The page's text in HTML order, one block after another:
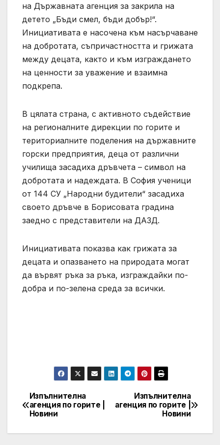
на Държавната агенция за закрила на
детето „Бъди смел, бъди добър!“.
Инициативата е насочена към насърчаване
на добротата, съпричастността и грижата
между децата, както и към изграждането
на ценности за уважение и взаимна
подкрепа.
В цялата страна, с активното съдействие
на регионалните дирекции по горите и
териториалните поделения на държавните
горски предприятия, деца от различни
училища засадиха дръвчета – символ на
добротата и надеждата. В София ученици
от 144 СУ „Народни будители“ засадиха
своето дръвче в Борисовата градина
заедно с представители на ДАЗД.
Инициативата показва как грижата за
децата и опазването на природата могат
да вървят ръка за ръка, изграждайки по-
добра и по-зелена среда за всички.
Post
navigation
Изпълнителна
агенция по горите |
Новини
Изпълнителна
агенция по горите |
Новини